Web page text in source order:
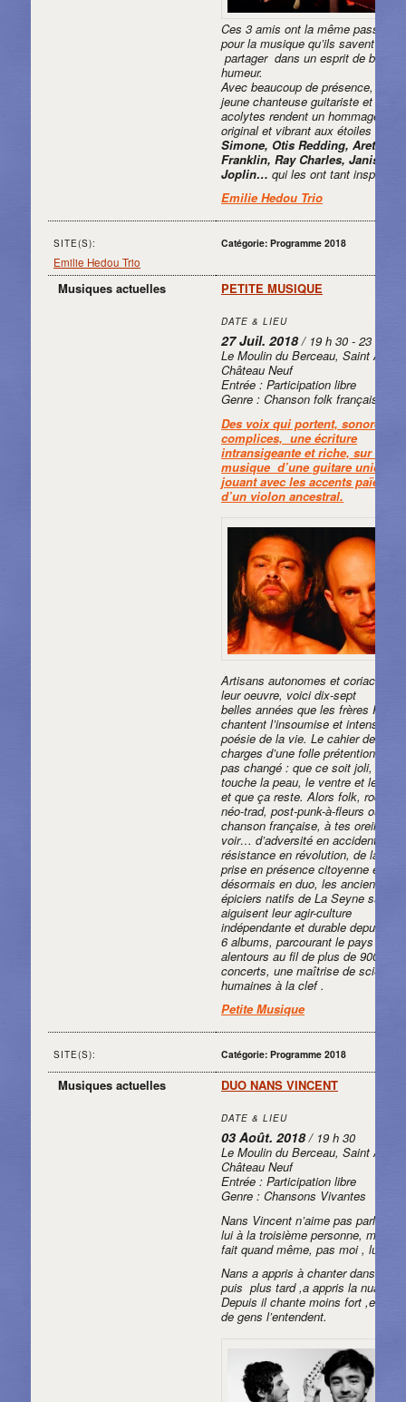
Ces 3 amis ont la même passion
pour la musique qu’ils savent
partager dans un esprit de bonne
humeur.
Avec beaucoup de présence, la
jeune chanteuse guitariste et ses
acolytes rendent un hommage
original et vibrant aux étoiles
Simone, Otis Redding, Aretha
Franklin, Ray Charles, Janis
Joplin…qui les ont tant inspirés.
Emilie Hedou Trio
SITE(S):
Emilie Hedou Trio
Catégorie: Programme 2018
Musiques actuelles PETITE MUSIQUE
DATE & LIEU
27 Juil. 2018/ 19 h 30 - 23 h 30
Le Moulin du Berceau, Saint Aubin
Château Neuf
Entrée : Participation libre
Genre : Chanson folk français
Des voix qui portent, sonores et
complices, une écriture
intransigeante et riche, sur la
musique d’une guitare unique
jouant avec les accents païens
d’un violon ancestral.
Artisans autonomes et coriaces de
leur oeuvre, voici dix-sept
belles années que les frères Psaïla
chantent l’insoumise et intense
poésie de la vie. Le cahier des
charges d’une folle prétention n’a
pas changé : que ce soit joli, que
touche la peau, le ventre et le
et que ça reste. Alors folk, rock,
néo-trad, post-punk-à-fleurs ou
chanson française, à tes oreilles
voir… d’adversité en accident, de
résistance en révolution, de lâcher-
prise en présence citoyenne et
désormais en duo, les anciens
épiciers natifs de La Seyne sur
aiguisent leur agir-culture
indépendante et durable depuis
6 albums, parcourant le pays et
alentours au fil de plus de 900
concerts, une maîtrise de sciences
humaines à la clef .
Petite Musique
SITE(S): Catégorie: Programme 2018
Musiques actuelles DUO NANS VINCENT
DATE & LIEU
03 Août. 2018/ 19 h 30
Le Moulin du Berceau, Saint Aubin
Château Neuf
Entrée : Participation libre
Genre : Chansons Vivantes
Nans Vincent n’aime pas parler de
lui à la troisième personne, mais il
fait quand même, pas moi , lui
Nans a appris à chanter dans la
puis plus tard ,a appris la nuance.
Depuis il chante moins fort ,et plus
de gens l’entendent.